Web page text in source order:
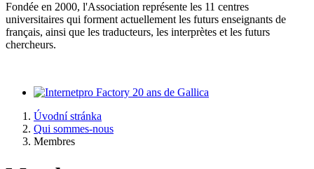
Fondée en 2000, l'Association représente les 11 centres
universitaires qui forment actuellement les futurs enseignants de
français, ainsi que les traducteurs, les interprètes et les futurs
chercheurs.
20 ans de Gallica
Úvodní stránka
Qui sommes-nous
Membres